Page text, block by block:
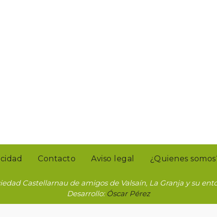
Contacto Aviso legal ¿Quienes
Castellarnau de amigos de Valsaín, La Granja y su
Desarrollo: Óscar Pérez